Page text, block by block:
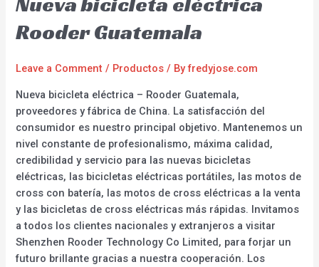
Rooder Guatemala
Leave a Comment / Productos / Byfredyjose.com
Nueva bicicleta eléctrica – Rooder Guatemala,
proveedores y fábrica de China. La satisfacción del
consumidor es nuestro principal objetivo. Mantenemos un
nivel constante de profesionalismo, máxima calidad,
credibilidad y servicio para las nuevas bicicletas
eléctricas, las bicicletas eléctricas portátiles, las motos de
cross con batería, las motos de cross eléctricas a la venta
y las bicicletas de cross eléctricas más rápidas. Invitamos
a todos los clientes nacionales y extranjeros a visitar
Shenzhen Rooder Technology Co Limited, para forjar un
futuro brillante gracias a nuestra cooperación. Los